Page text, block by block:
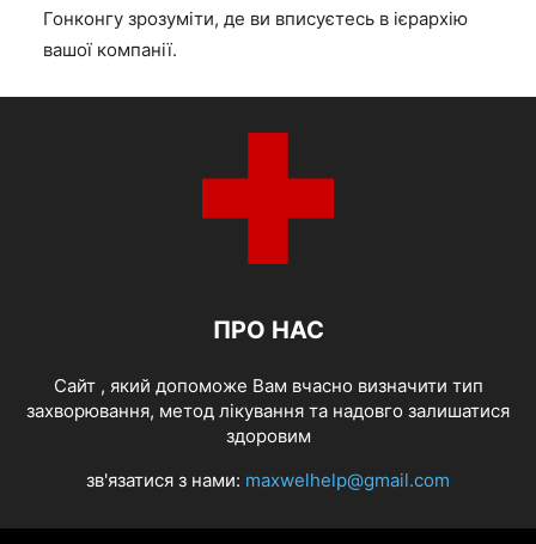
Гонконгу зрозуміти, де ви вписуєтесь в ієрархію
вашої компанії.
ПРО НАС
Cайт , який допоможе Вам вчасно визначити тип
захворювання, метод лікування та надовго залишатися
здоровим
зв'язатися з нами: maxwelhelp@gmail.com